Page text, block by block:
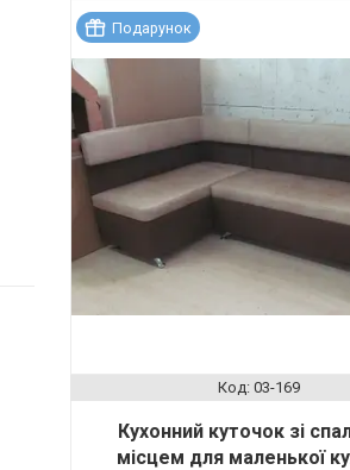
Подарунок
03-169
Кухонний куточок зі
місцем для маленької